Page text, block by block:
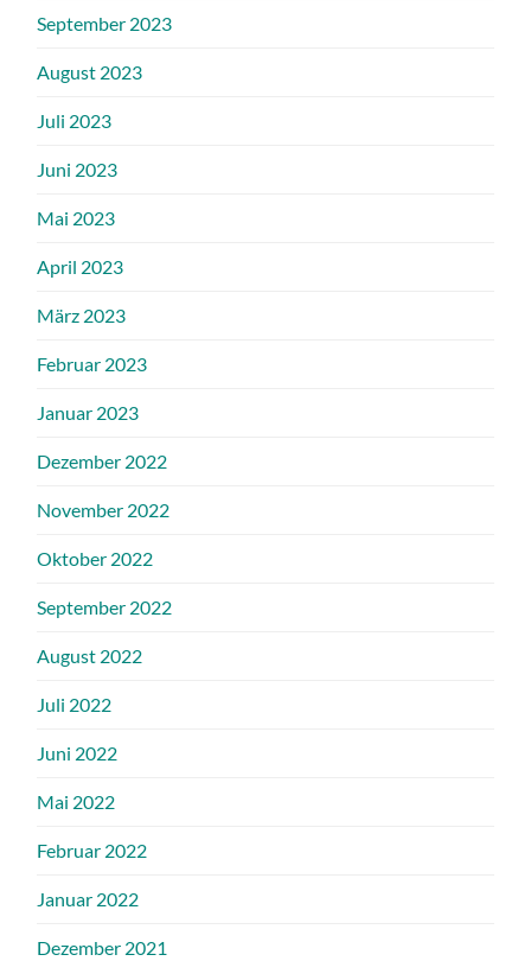
September 2023
August 2023
Juli 2023
Juni 2023
Mai 2023
April 2023
März 2023
Februar 2023
Januar 2023
Dezember 2022
November 2022
Oktober 2022
September 2022
August 2022
Juli 2022
Juni 2022
Mai 2022
Februar 2022
Januar 2022
Dezember 2021